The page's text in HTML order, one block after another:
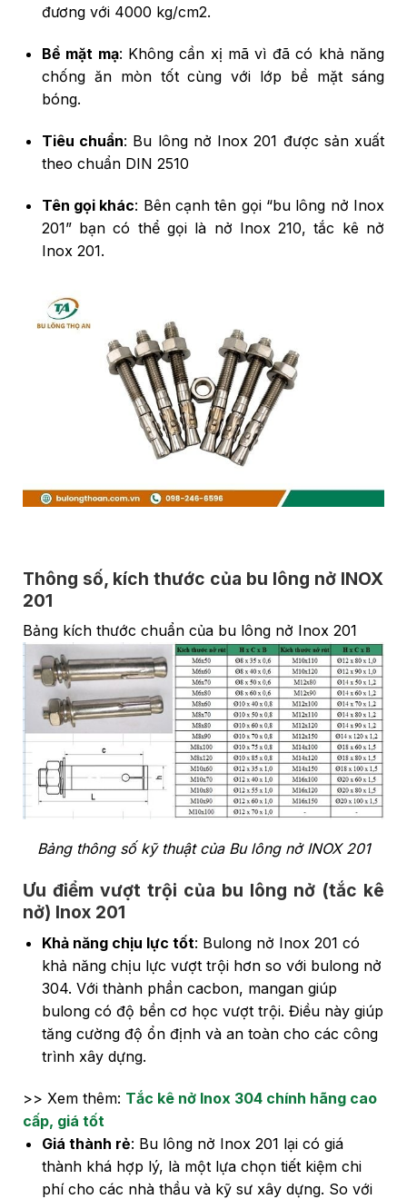
đương với 4000 kg/cm2.
Bề mặt mạ: Không cần xị mã vì đã có khả năng
chống ăn mòn tốt cùng với lớp bề mặt sáng
bóng.
Tiêu chuẩn: Bu lông nở Inox 201 được sản xuất
theo chuẩn DIN 2510
Tên gọi khác: Bên cạnh tên gọi “bu lông nở Inox
201” bạn có thể gọi là nở Inox 210, tắc kê nở
Inox 201.
Thông số, kích thước của bu lông nở INOX
201
Bảng kích thước chuẩn của bu lông nở Inox 201
Bảng thông số kỹ thuật của Bu lông nở INOX 201
Ưu điểm vượt trội của bu lông nở (tắc kê
nở) Inox 201
Khả năng chịu lực tốt: Bulong nở Inox 201 có
khả năng chịu lực vượt trội hơn so với bulong nở
304. Với thành phần cacbon, mangan giúp
bulong có độ bền cơ học vượt trội. Điều này giúp
tăng cường độ ổn định và an toàn cho các công
trình xây dựng.
>> Xem thêm: Tắc kê nở Inox 304 chính hãng cao
cấp, giá tốt
Giá thành rẻ: Bu lông nở Inox 201 lại có giá
thành khá hợp lý, là một lựa chọn tiết kiệm chi
phí cho các nhà thầu và kỹ sư xây dựng. So với